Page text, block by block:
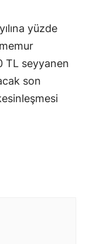
yüzde
TL seyyanen
son